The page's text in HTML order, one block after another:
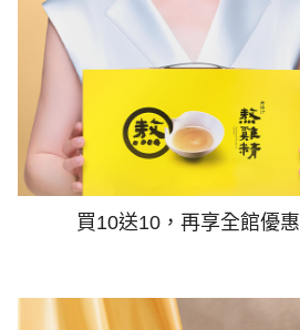
買10送10，再享全館優惠